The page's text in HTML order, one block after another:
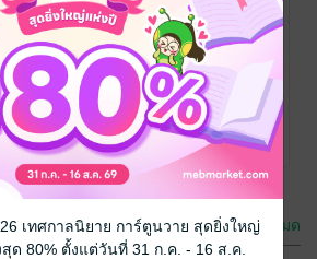
กรุณาเข้าสู่
ระบบก่อน
กรุณาเข้าสู่
ระบบก่อน
ดูทั้งหมด
เทศกาลนิยาย การ์ตูนวาย สุดยิ่งใหญ่
ด 80% ตั้งแต่วันที่ 31 ก.ค. - 16 ส.ค.